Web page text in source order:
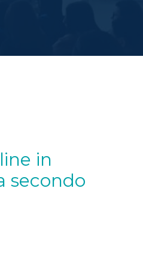
secondo